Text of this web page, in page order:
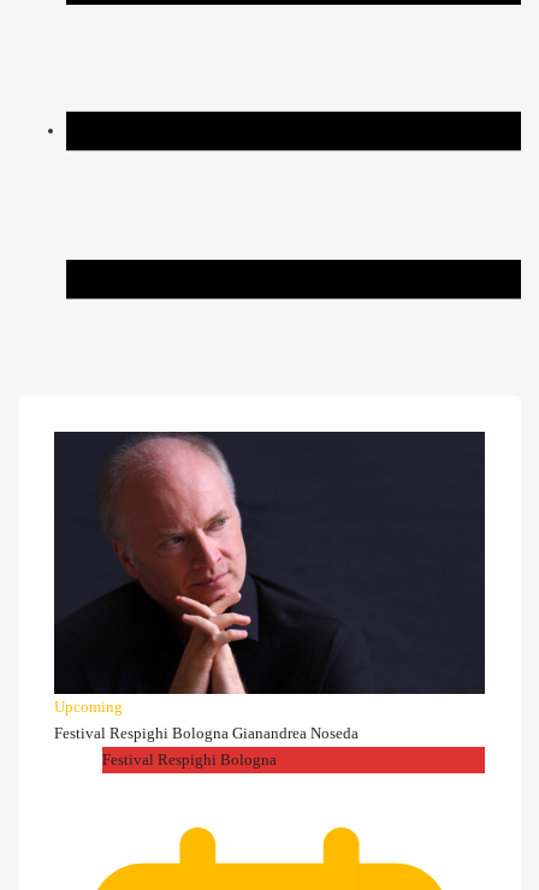
Upcoming
Festival Respighi Bologna Gianandrea Noseda
Festival Respighi Bologna